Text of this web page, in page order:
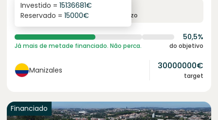
6.1%
juro anual prazo
Investido = 15136681€
Reservado = 15000€
50,5%
Já mais de metade financiado. Não perca. do objetivo
Manizales 30000000€
target
Financiado